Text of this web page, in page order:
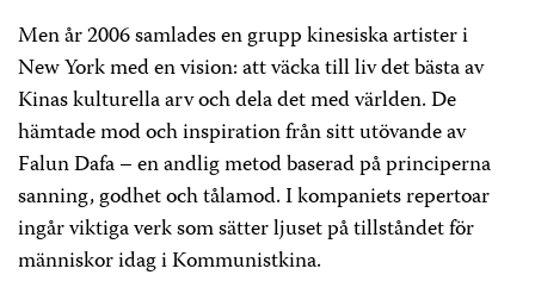
Men år 2006 samlades en grupp kinesiska artister i
New York med en vision: att väcka till liv det bästa av
Kinas kulturella arv och dela det med världen. De
hämtade mod och inspiration från sitt utövande av
Falun Dafa – en andlig metod baserad på principerna
sanning, godhet och tålamod. I kompaniets repertoar
ingår viktiga verk som sätter ljuset på tillståndet för
människor idag i Kommunistkina.